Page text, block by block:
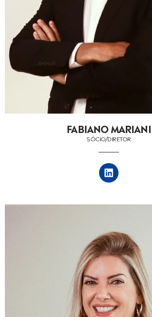
FABIANO MARIANI
SÓCIO/DIRETOR